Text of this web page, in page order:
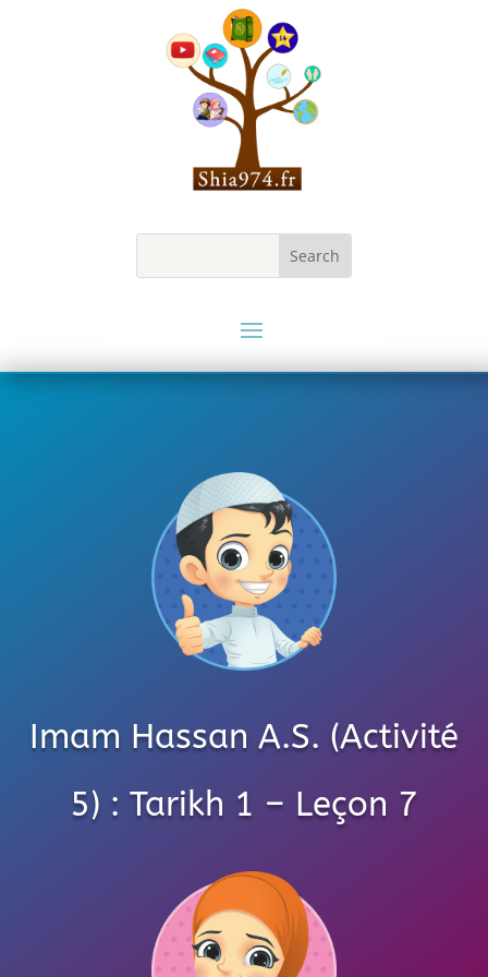
Imam Hassan A.S. (Activité
5) : Tarikh 1 – Leçon 7